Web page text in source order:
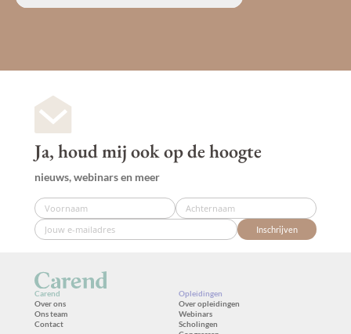
Ja, houd mij ook op de hoogte
nieuws, webinars en meer
Inschrijven
Carend
Over ons
Ons team
Contact
Opleidingen
Over opleidingen
Webinars
Scholingen